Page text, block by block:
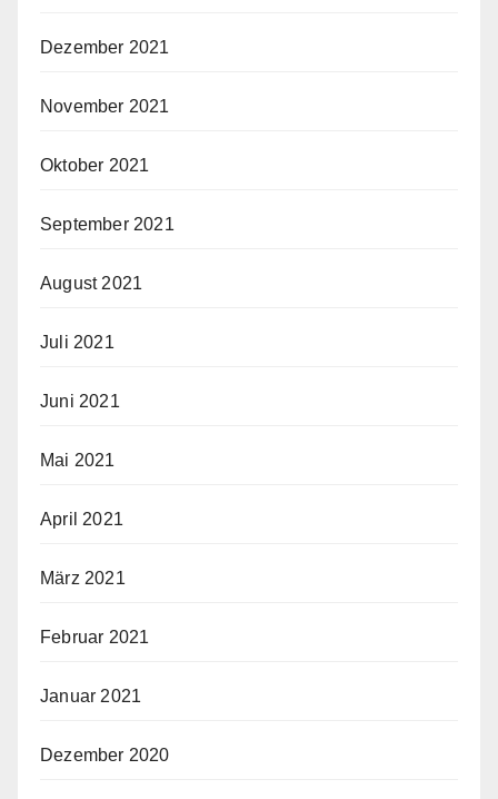
Dezember 2021
November 2021
Oktober 2021
September 2021
August 2021
Juli 2021
Juni 2021
Mai 2021
April 2021
März 2021
Februar 2021
Januar 2021
Dezember 2020